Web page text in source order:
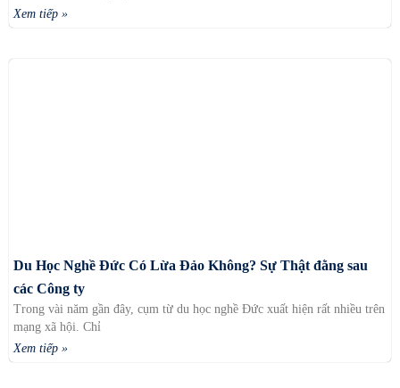
Xem tiếp »
Du Học Nghề Đức Có Lừa Đảo Không? Sự Thật đằng sau
các Công ty
Trong vài năm gần đây, cụm từ du học nghề Đức xuất hiện rất nhiều trên
mạng xã hội. Chỉ
Xem tiếp »